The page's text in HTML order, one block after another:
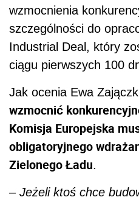
wzmocnienia
szczególności do
Industrial Deal, który
ciągu pierwszych 100
Jak ocenia Ewa
wzmocnić
Komisja Europejska
obligatoryjnego
Zielonego Ładu.
– Jeżeli ktoś chce